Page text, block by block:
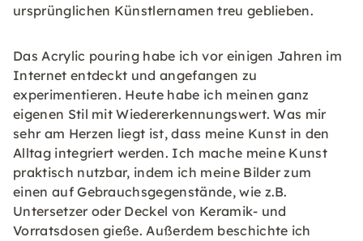
ursprünglichen Künstlernamen treu geblieben.
Das Acrylic pouring habe ich vor einigen Jahren im
Internet entdeckt und angefangen zu
experimentieren. Heute habe ich meinen ganz
eigenen Stil mit Wiedererkennungswert. Was mir
sehr am Herzen liegt ist, dass meine Kunst in den
Alltag integriert werden. Ich mache meine Kunst
praktisch nutzbar, indem ich meine Bilder zum
einen auf Gebrauchsgegenstände, wie z.B.
Untersetzer oder Deckel von Keramik- und
Vorratsdosen gieße. Außerdem beschichte ich